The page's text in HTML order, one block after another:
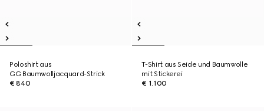
Poloshirt aus
GG Baumwolljacquard-Strick
€ 840
T-Shirt aus Seide und Baumwolle
mit Stickerei
€ 1.100